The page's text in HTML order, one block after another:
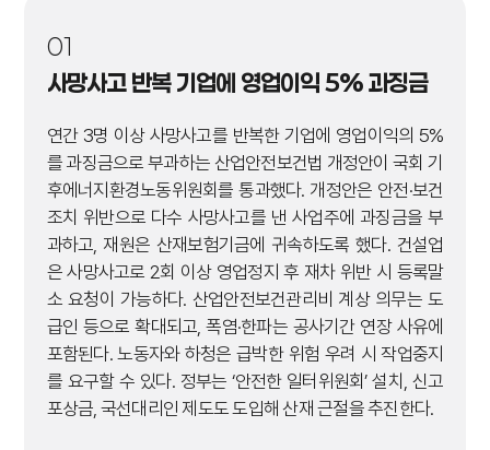
01
사망사고 반복 기업에 영업이익 5% 과징금
연간 3명 이상 사망사고를 반복한 기업에 영업이익의 5%
를 과징금으로 부과하는 산업안전보건법 개정안이 국회 기
후에너지환경노동위원회를 통과했다. 개정안은 안전·보건
조치 위반으로 다수 사망사고를 낸 사업주에 과징금을 부
과하고, 재원은 산재보험기금에 귀속하도록 했다. 건설업
은 사망사고로 2회 이상 영업정지 후 재차 위반 시 등록말
소 요청이 가능하다. 산업안전보건관리비 계상 의무는 도
급인 등으로 확대되고, 폭염·한파는 공사기간 연장 사유에
포함된다. 노동자와 하청은 급박한 위험 우려 시 작업중지
를 요구할 수 있다. 정부는 ‘안전한 일터위원회’ 설치, 신고
포상금, 국선대리인 제도도 도입해 산재 근절을 추진한다.